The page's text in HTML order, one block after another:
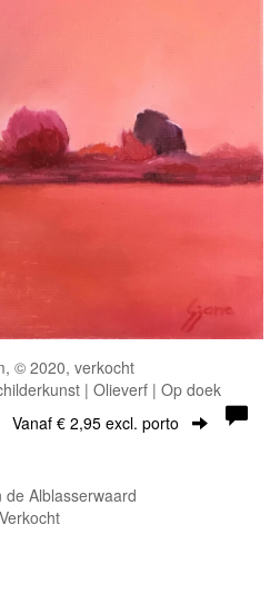
© 2020, verkocht
| Olieverf | Op doek
Vanaf € 2,95 excl. porto
de Alblasserwaard
Verkocht